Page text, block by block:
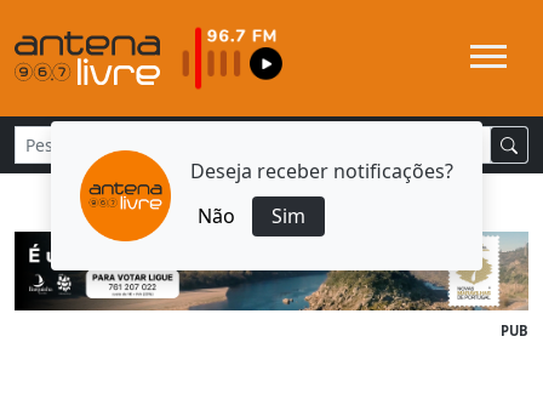
Deseja receber notificações?
Não
Sim
PUB